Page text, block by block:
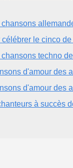
le cinco
techno
d'amour des
d'amour des
à succès